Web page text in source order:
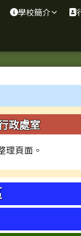
球資
學校簡介
政處室
理頁面。